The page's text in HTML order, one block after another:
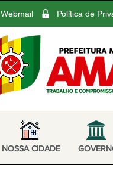
Webmail Política de
NOSSA CIDADE